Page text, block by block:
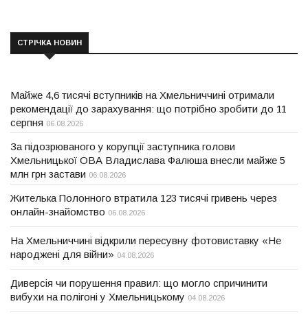
СТРІЧКА НОВИН
Майже 4,6 тисячі вступників на Хмельниччині отримали
рекомендації до зарахування: що потрібно зробити до 11
серпня 06.08.2026
За підозрюваного у корупції заступника голови
Хмельницької ОВА Владислава Фалюша внесли майже 5
млн грн застави 06.08.2026
Жителька Полонного втратила 123 тисячі гривень через
онлайн-знайомство 06.08.2026
На Хмельниччині відкрили пересувну фотовиставку «Не
народжені для війни» 04.08.2026
Диверсія чи порушення правил: що могло спричинити
вибухи на полігоні у Хмельницькому 04.08.2026